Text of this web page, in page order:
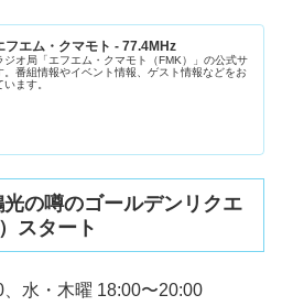
フエム・クマモト - 77.4MHz
ジオ局「エフエム・クマモト（FMK）」の公式サ
。番組情報やイベント情報、ゲスト情報などをお
ます。
噂のゴールデンリクエ
スタート
水・木曜 18:00〜20:00